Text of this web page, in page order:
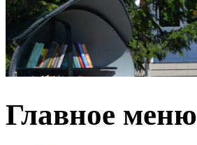
Главное меню